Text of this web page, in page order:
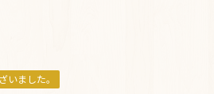
ました。